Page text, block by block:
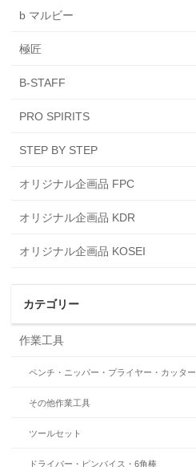
b マルビー
極匠
B-STAFF
PRO SPIRITS
STEP BY STEP
オリジナル企画品 FPC
オリジナル企画品 KDR
オリジナル企画品 KOSEI
カテゴリー
作業工具
ペンチ・ニッパー・プライヤー・カッター
その他作業工具
ツールセット
ドライバー・ピンバイス・6角棒